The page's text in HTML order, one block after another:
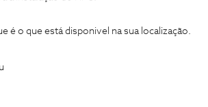
é o que está disponivel na sua localização.